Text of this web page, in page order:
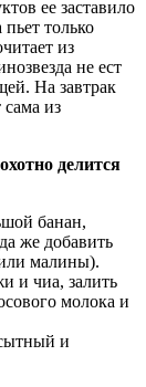
ее заставило
только
из
не ест
На завтрак
из
делится
банан,
же добавить
малины).
и чиа, залить
молока и
и